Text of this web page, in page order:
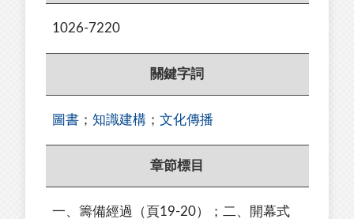
1026-7220
關鍵字詞
圖書 ； 知識建構 ； 文化傳播
章節標目
一、籌備經過（頁19-20）；二、開幕式